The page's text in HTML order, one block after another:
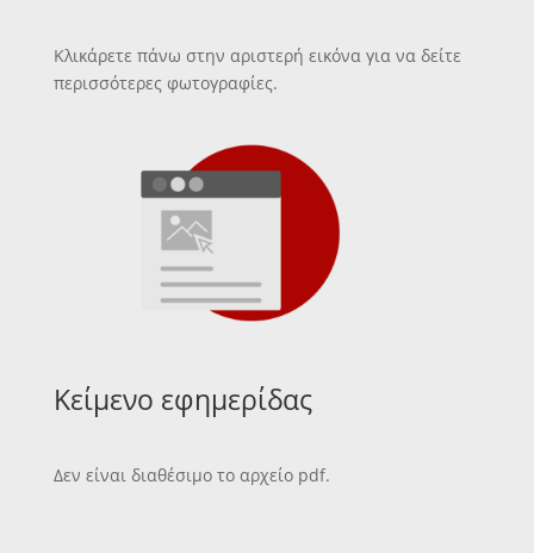
Κλικάρετε πάνω στην αριστερή εικόνα για να δείτε
περισσότερες φωτογραφίες.
Κείμενο εφημερίδας
Δεν είναι διαθέσιμο το αρχείο pdf.